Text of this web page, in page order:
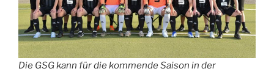
Die GSG kann für die kommende Saison in der